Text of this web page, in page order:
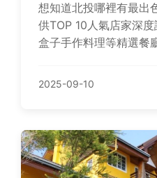
想知道北投哪裡有最出
供TOP 10人氣店家深
盒子手作料理等精選餐
找到溫泉鄉的義麵驚喜！
2025-09-10